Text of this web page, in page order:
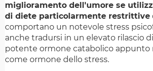
miglioramento dell'umore se
di diete particolarmente restrittive
comportano un notevole stress
anche tradursi in un elevato rilascio
potente ormone catabolico appunto
come ormone dello stress.